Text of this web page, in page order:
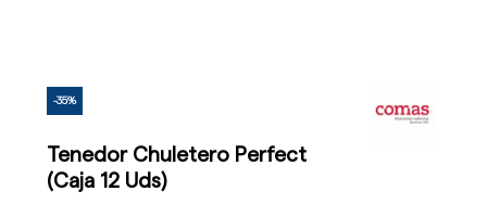
-35%
Tenedor Chuletero Perfect
(Caja 12 Uds)